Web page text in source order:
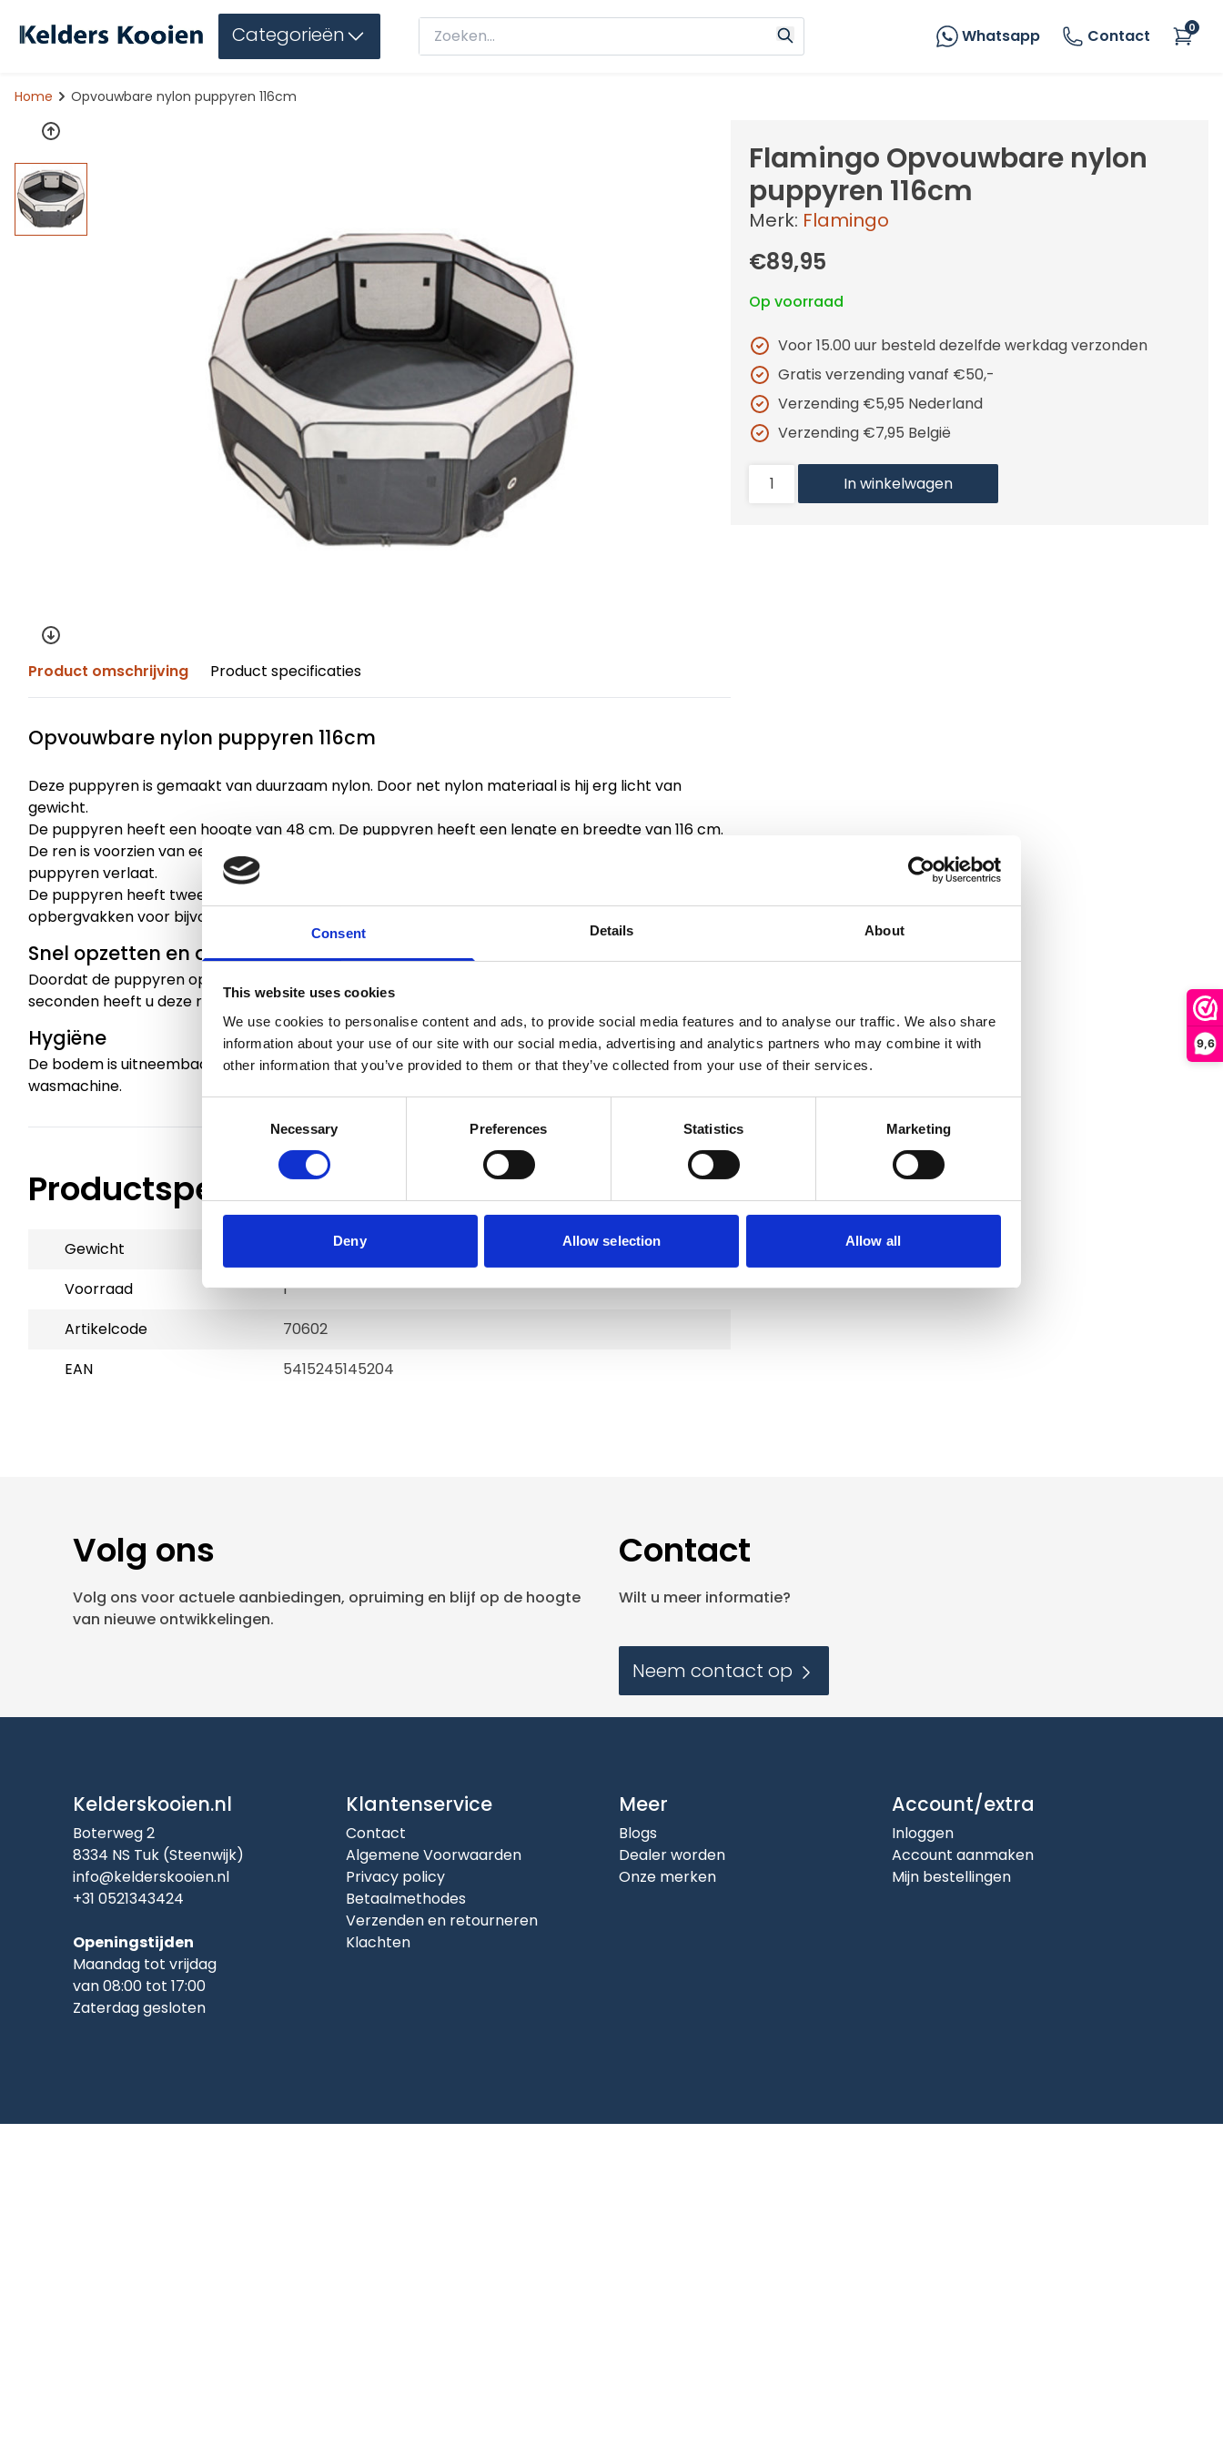
Consent Details About
This website uses cookies
We use cookies to personalise content and ads, to provide social media features and to analyse our traffic. We also share
information about your use of our site with our social media, advertising and analytics partners who may combine it with
other information that you’ve provided to them or that they’ve collected from your use of their services.
Necessary Preferences Statistics Marketing
Deny Allow selection Allow all
9,6
Categorieën Whatsapp Contact 0
Home Opvouwbare nylon puppyren 116cm
Product omschrijving Product specificaties
Opvouwbare nylon puppyren 116cm
Deze puppyren is gemaakt van duurzaam nylon. Door net nylon materiaal is hij erg licht van
gewicht.
De puppyren heeft een hoogte van 48 cm. De puppyren heeft een lengte en breedte van 116 cm.
De ren is voorzien van een afdeknet, zodat uw hond niet in een onbewaakt ogenblik de nylon
puppyren verlaat.
De puppyren heeft twee ingangen die d.m.v. een rits open gaan. De buitenkant is voorzien van
opbergvakken voor bijvoorbeeld een drinkfles of speelgoed.
Snel opzetten en afbreken
Doordat de puppyren opvouwbaar is, is het erg compact en eenvoudig op te bergen. In een paar
seconden heeft u deze ren al opgezet! U kunt de ren zowel binnen als buiten gebruiken.
Hygiëne
De bodem is uitneembaar en is eenvoudig te reinigen. U kunt de bodem wassen op 30 graden in de
wasmachine.
Productspecificaties
Gewicht
Voorraad
1
Artikelcode
70602
EAN
5415245145204
Flamingo Opvouwbare nylon
puppyren 116cm
Merk: Flamingo
€89,95
Op voorraad
Voor 15.00 uur besteld dezelfde werkdag verzonden
Gratis verzending vanaf €50,-
Verzending €5,95 Nederland
Verzending €7,95 België
In winkelwagen
Volg ons
Volg ons voor actuele aanbiedingen, opruiming en blijf op de hoogte
van nieuwe ontwikkelingen.
Contact
Wilt u meer informatie?
Neem contact op
Kelderskooien.nl
Boterweg 2
8334 NS Tuk (Steenwijk)
info@kelderskooien.nl
+31 0521343424
Openingstijden
Maandag tot vrijdag
van 08:00 tot 17:00
Zaterdag gesloten
Klantenservice
Contact
Algemene Voorwaarden
Privacy policy
Betaalmethodes
Verzenden en retourneren
Klachten
Meer
Blogs
Dealer worden
Onze merken
Account/extra
Inloggen
Account aanmaken
Mijn bestellingen